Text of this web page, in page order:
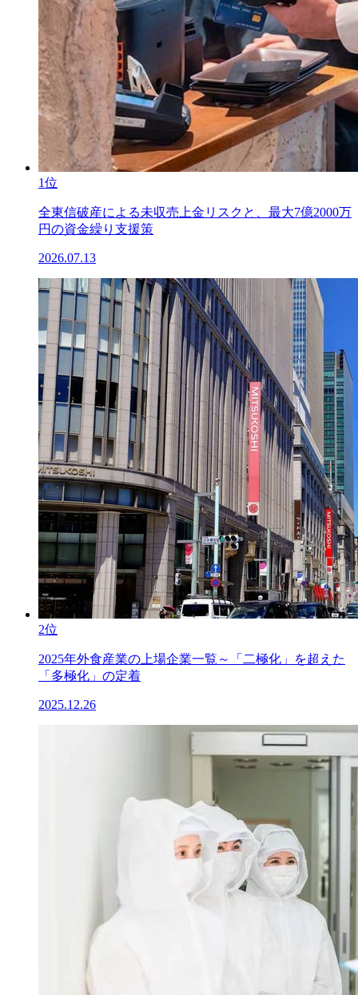
1位
全東信破産による未収売上金リスクと、最大7億2000万
円の資金繰り支援策
2026.07.13
2位
2025年外食産業の上場企業一覧～「二極化」を超えた
「多極化」の定着
2025.12.26